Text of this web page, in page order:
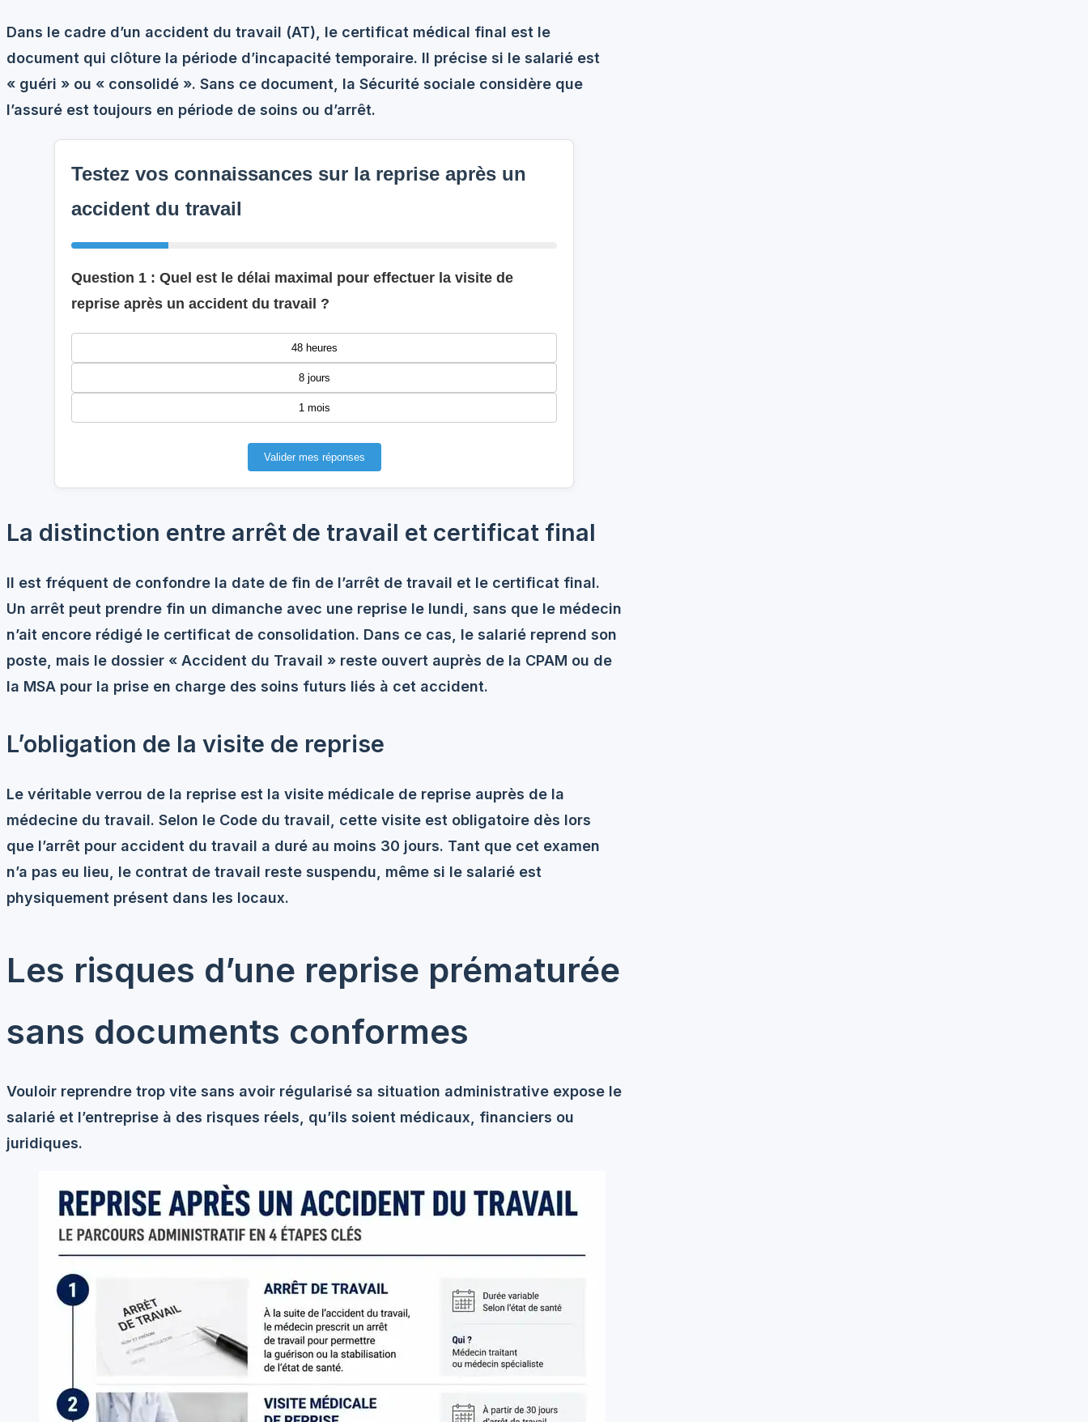
Dans le cadre d’un accident du travail (AT), le certificat médical final est le
document qui clôture la période d’incapacité temporaire. Il précise si le salarié est
« guéri » ou « consolidé ». Sans ce document, la Sécurité sociale considère que
l’assuré est toujours en période de soins ou d’arrêt.
Testez vos connaissances sur la reprise après un
accident du travail
Question 1 : Quel est le délai maximal pour effectuer la visite de
reprise après un accident du travail ?
48 heures
8 jours
1 mois
Valider mes réponses
La distinction entre arrêt de travail et certificat final
Il est fréquent de confondre la date de fin de l’arrêt de travail et le certificat final.
Un arrêt peut prendre fin un dimanche avec une reprise le lundi, sans que le médecin
n’ait encore rédigé le certificat de consolidation. Dans ce cas, le salarié reprend son
poste, mais le dossier « Accident du Travail » reste ouvert auprès de la CPAM ou de
la MSA pour la prise en charge des soins futurs liés à cet accident.
L’obligation de la visite de reprise
Le véritable verrou de la reprise est la visite médicale de reprise auprès de la
médecine du travail. Selon le Code du travail, cette visite est obligatoire dès lors
que l’arrêt pour accident du travail a duré au moins 30 jours. Tant que cet examen
n’a pas eu lieu, le contrat de travail reste suspendu, même si le salarié est
physiquement présent dans les locaux.
Les risques d’une reprise prématurée
sans documents conformes
Vouloir reprendre trop vite sans avoir régularisé sa situation administrative expose le
salarié et l’entreprise à des risques réels, qu’ils soient médicaux, financiers ou
juridiques.